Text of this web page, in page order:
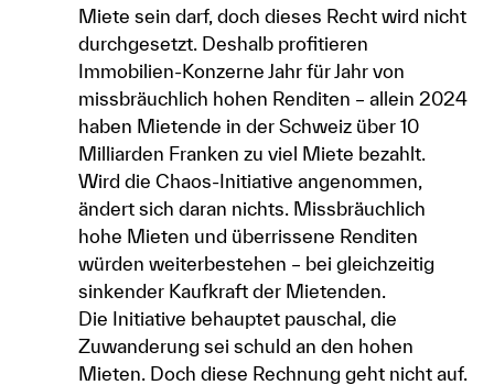
Miete sein darf, doch dieses Recht wird nicht
durchgesetzt. Deshalb profitieren
Immobilien-Konzerne Jahr für Jahr von
missbräuchlich hohen Renditen – allein 2024
haben Mietende in der Schweiz über 10
Milliarden Franken zu viel Miete bezahlt.
Wird die Chaos-Initiative angenommen,
ändert sich daran nichts. Missbräuchlich
hohe Mieten und überrissene Renditen
würden weiterbestehen – bei gleichzeitig
sinkender Kaufkraft der Mietenden.
Die Initiative behauptet pauschal, die
Zuwanderung sei schuld an den hohen
Mieten. Doch diese Rechnung geht nicht auf.